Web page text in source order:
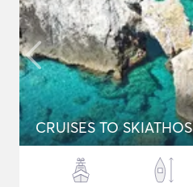
CRUISES TO SKIATHOS